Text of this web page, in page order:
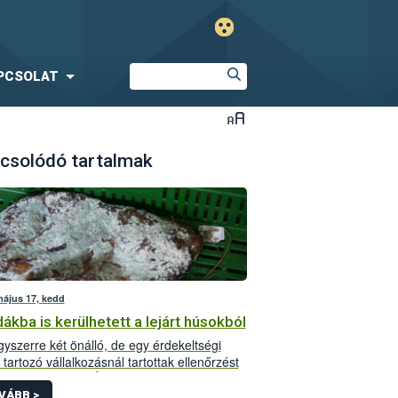
tartalmak
17, kedd
is kerülhetett a lejárt húsokból
két önálló, de egy érdekeltségi
vállalkozásnál tartottak ellenőrzést
a Nemzeti Élelmiszerlánc-biztonsági
>